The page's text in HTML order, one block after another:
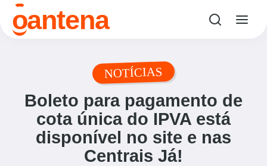
oantena
NOTÍCIAS
Boleto para pagamento de
cota única do IPVA está
disponível no site e nas
Centrais Já!